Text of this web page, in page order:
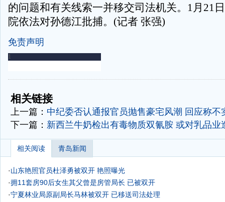
的问题和有关线索一并移交司法机关。1月21
院依法对孙德江批捕。(记者 张强)
免责声明
-
相关链接
上一篇： 中纪委否认通报官员抛售豪宅风潮 回应称不
下一篇： 新西兰牛奶检出有毒物质双氰胺 或对乳品业
相关阅读 青岛新闻
·山东艳照官员杜泽勇被双开 艳照曝光
·拥11套房90后女生其父曾是房管局长 已被双开
·宁夏林业局原副局长马林被双开 已移送司法处理